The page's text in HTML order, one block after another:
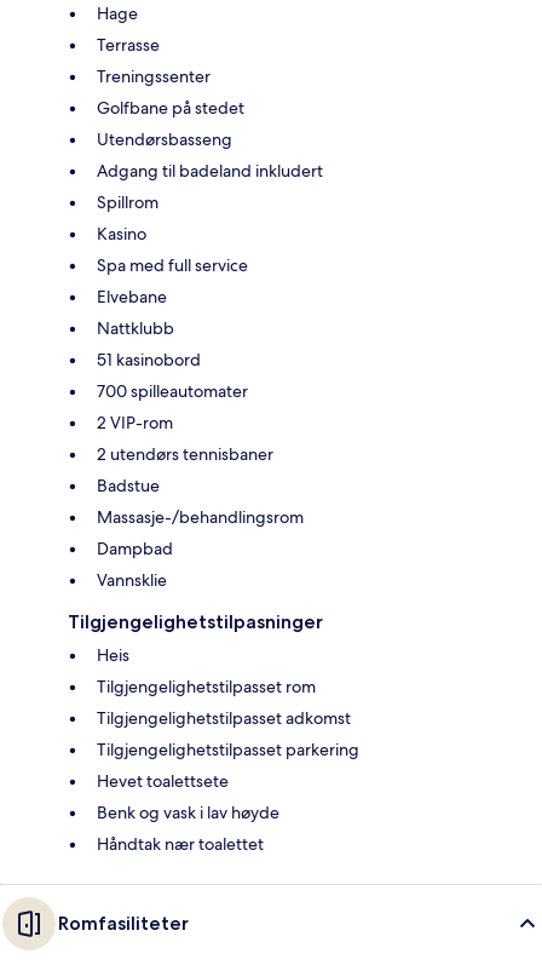
Hage
Terrasse
Treningssenter
Golfbane på stedet
Utendørsbasseng
Adgang til badeland inkludert
Spillrom
Kasino
Spa med full service
Elvebane
Nattklubb
51 kasinobord
700 spilleautomater
2 VIP-rom
2 utendørs tennisbaner
Badstue
Massasje-/behandlingsrom
Dampbad
Vannsklie
Tilgjengelighetstilpasninger
Heis
Tilgjengelighetstilpasset rom
Tilgjengelighetstilpasset adkomst
Tilgjengelighetstilpasset parkering
Hevet toalettsete
Benk og vask i lav høyde
Håndtak nær toalettet
Romfasiliteter